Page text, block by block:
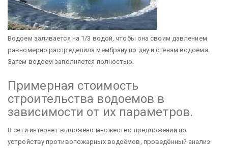
Водоем заливается на 1/3 водой, чтобы она своим давлением
равномерно распределила мембрану по дну и стенам водоема.
Затем водоем заполняется полностью.
Примерная стоимость
строительства водоемов в
зависимости от их параметров.
В сети интернет выложено множество предложений по
устройству противопожарных водоёмов, проведённый анализ